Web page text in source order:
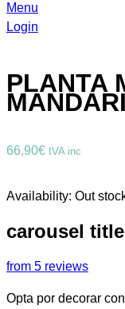
Menu
Login
PLANTA
66,90€ IVA inc
Availability: Out
carousel title
from 5 reviews
Opta por decorar